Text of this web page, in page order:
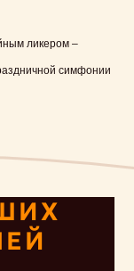
ликером –
симфонии